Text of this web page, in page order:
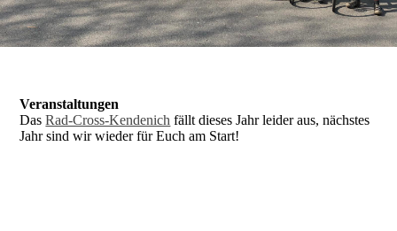
Veranstaltungen
DasRad-Cross-Kendenich fällt dieses Jahr leider aus, nächstes
Jahr sind wir wieder für Euch am Start!